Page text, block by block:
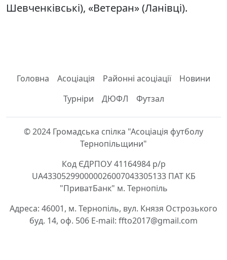
Шевченківські), «Ветеран» (Ланівці).
Головна Асоціація Районні асоціації
Новини
Турніри
ДЮФЛ Футзал
© 2024 Громадська спілка "Асоціація футболу
Тернопільщини"
Код ЄДРПОУ 41164984 р/р
UA433052990000026007043305133 ПАТ КБ
"ПриватБанк" м. Тернопіль
Адреса: 46001, м. Тернопіль, вул. Князя Острозького
буд. 14, оф. 506 E-mail: ffto2017@gmail.com